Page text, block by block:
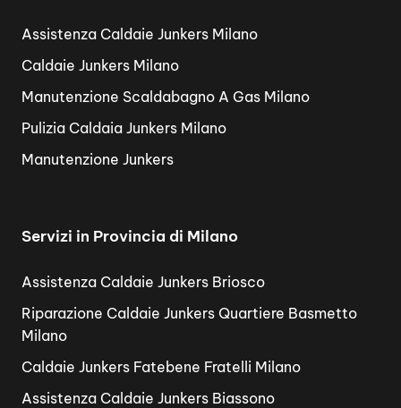
Assistenza Caldaie Junkers Milano
Caldaie Junkers Milano
Manutenzione Scaldabagno A Gas Milano
Pulizia Caldaia Junkers Milano
Manutenzione Junkers
Servizi in Provincia di Milano
Assistenza Caldaie Junkers Briosco
Riparazione Caldaie Junkers Quartiere Basmetto
Milano
Caldaie Junkers Fatebene Fratelli Milano
Assistenza Caldaie Junkers Biassono